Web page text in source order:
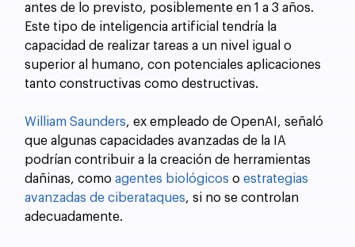
antes de lo previsto, posiblemente en 1 a 3 años.
Este tipo de inteligencia artificial tendría la
capacidad de realizar tareas a un nivel igual o
superior al humano, con potenciales aplicaciones
tanto constructivas como destructivas.
William Saunders, ex empleado de OpenAI, señaló
que algunas capacidades avanzadas de la IA
podrían contribuir a la creación de herramientas
dañinas, como agentes biológicos o estrategias
avanzadas de ciberataques, si no se controlan
adecuadamente.